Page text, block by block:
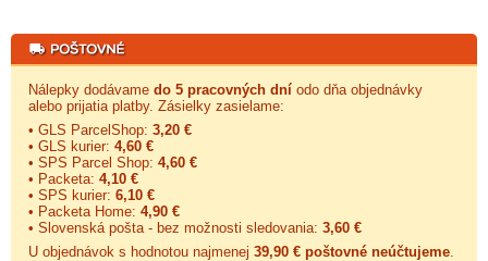
Nálepky dodávame do 5 pracovných dní odo dňa objednávky
alebo prijatia platby. Zásielky zasielame:
• GLS ParcelShop: 3,20 €
• GLS kurier: 4,60 €
• SPS Parcel Shop: 4,60 €
• Packeta: 4,10 €
• SPS kurier: 6,10 €
• Packeta Home: 4,90 €
• Slovenská pošta - bez možnosti sledovania: 3,60 €
U objednávok s hodnotou najmenej 39,90 € poštovné neúčtujeme